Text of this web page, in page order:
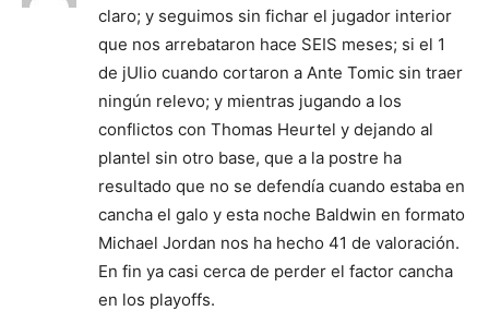
claro; y seguimos sin fichar el jugador interior
que nos arrebataron hace SEIS meses; si el 1
de jUlio cuando cortaron a Ante Tomic sin traer
ningún relevo; y mientras jugando a los
conflictos con Thomas Heurtel y dejando al
plantel sin otro base, que a la postre ha
resultado que no se defendía cuando estaba en
cancha el galo y esta noche Baldwin en formato
Michael Jordan nos ha hecho 41 de valoración.
En fin ya casi cerca de perder el factor cancha
en los playoffs.